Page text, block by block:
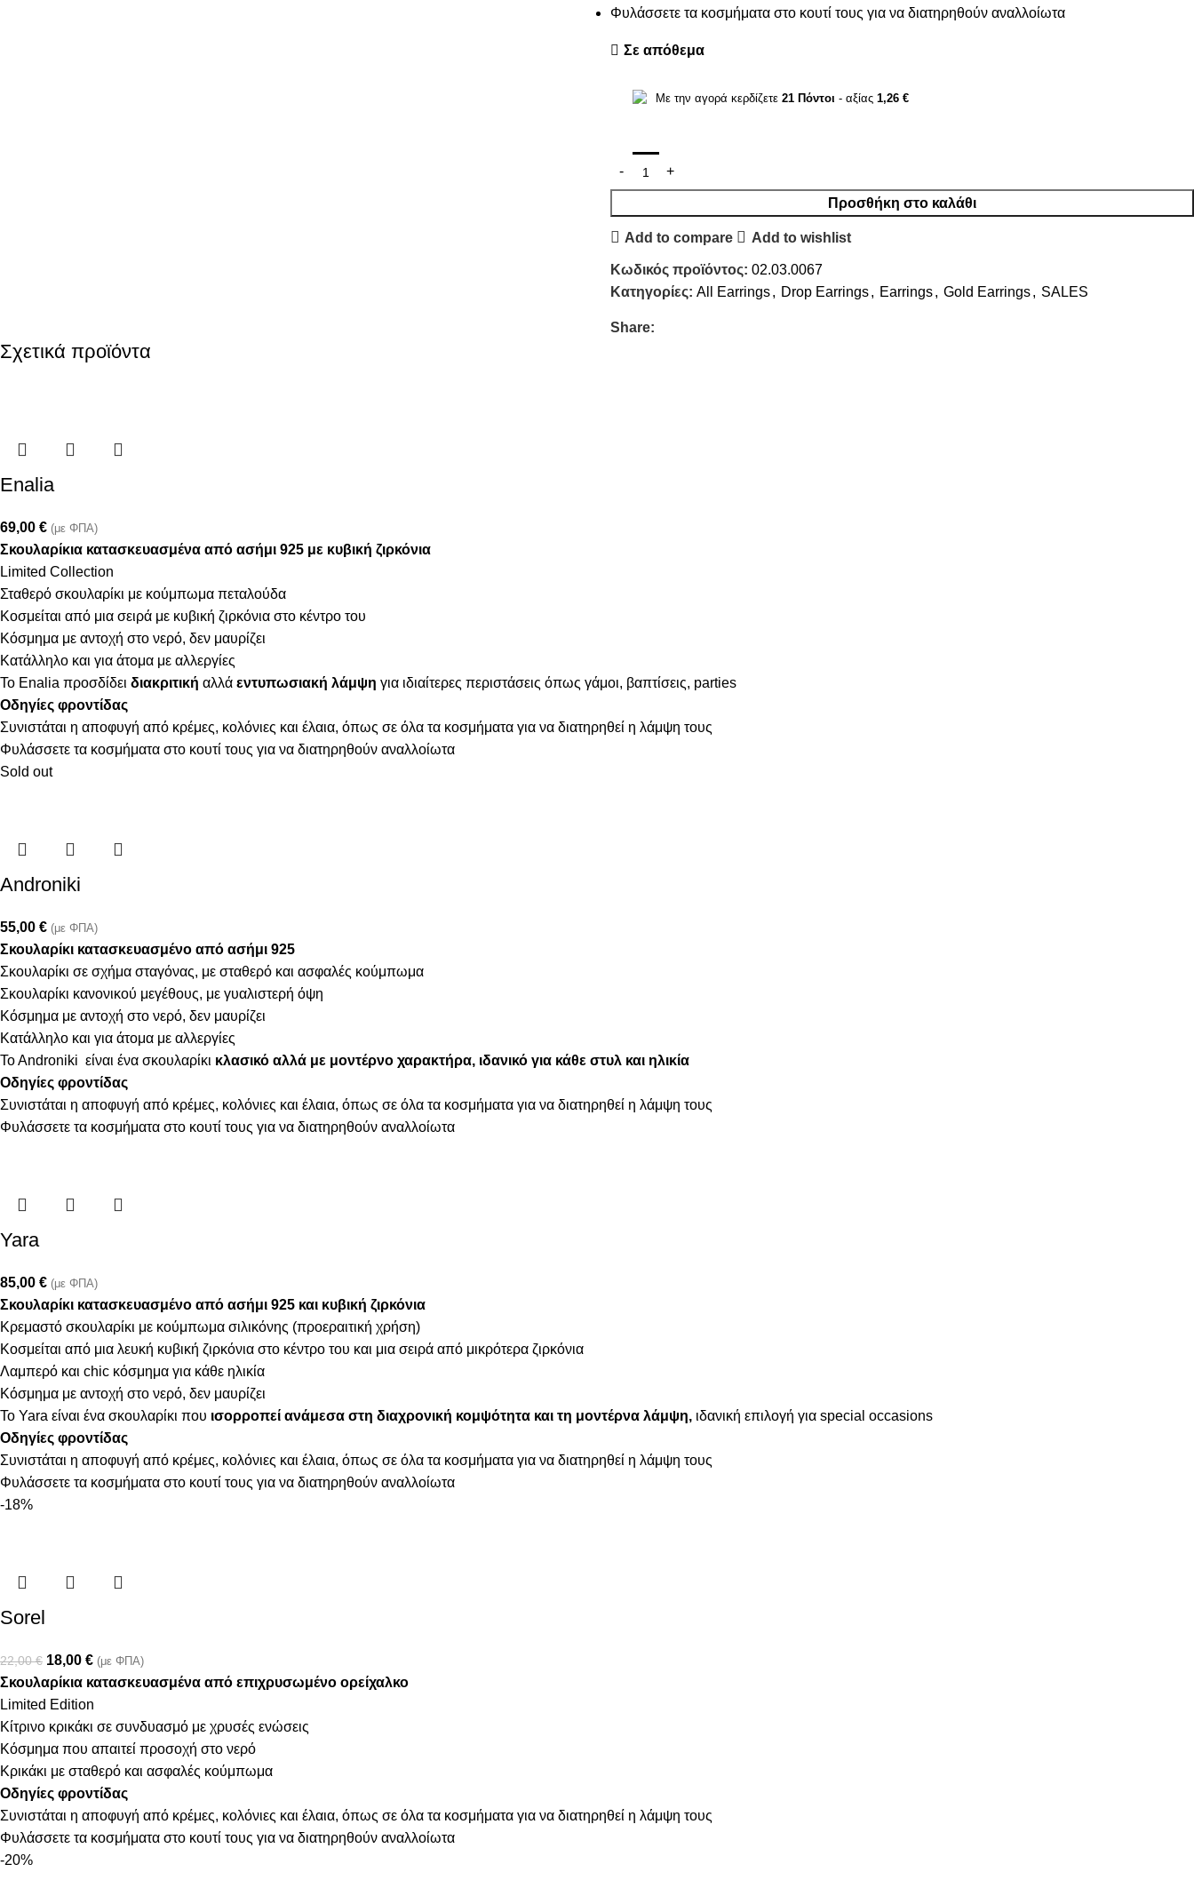
Φυλάσσετε τα κοσμήματα στο κουτί τους για να διατηρηθούν αναλλοίωτα
Σε απόθεμα
Με την αγορά κερδίζετε 21 Πόντοι - αξίας 1,26 €
Προσθήκη στο καλάθι
Add to compare Add to wishlist
Κωδικός προϊόντος: 02.03.0067
Κατηγορίες: All Earrings, Drop Earrings, Earrings, Gold Earrings, SALES
Share:
Σχετικά προϊόντα
Enalia
69,00 € (με ΦΠΑ)
Σκουλαρίκια κατασκευασμένα από ασήμι 925 με κυβική ζιρκόνια
Limited Collection
Σταθερό σκουλαρίκι με κούμπωμα πεταλούδα
Κοσμείται από μια σειρά με κυβική ζιρκόνια στο κέντρο του
Κόσμημα με αντοχή στο νερό, δεν μαυρίζει
Κατάλληλο και για άτομα με αλλεργίες
Το Enalia προσδίδει διακριτική αλλά εντυπωσιακή λάμψη για ιδιαίτερες περιστάσεις όπως γάμοι, βαπτίσεις, parties
Οδηγίες φροντίδας
Συνιστάται η αποφυγή από κρέμες, κολόνιες και έλαια, όπως σε όλα τα κοσμήματα για να διατηρηθεί η λάμψη τους
Φυλάσσετε τα κοσμήματα στο κουτί τους για να διατηρηθούν αναλλοίωτα
Sold out
Androniki
55,00 € (με ΦΠΑ)
Σκουλαρίκι κατασκευασμένο από ασήμι 925
Σκουλαρίκι σε σχήμα σταγόνας, με σταθερό και ασφαλές κούμπωμα
Σκουλαρίκι κανονικού μεγέθους, με γυαλιστερή όψη
Κόσμημα με αντοχή στο νερό, δεν μαυρίζει
Κατάλληλο και για άτομα με αλλεργίες
To Androniki είναι ένα σκουλαρίκι κλασικό αλλά με μοντέρνο χαρακτήρα, ιδανικό για κάθε στυλ και ηλικία
Οδηγίες φροντίδας
Συνιστάται η αποφυγή από κρέμες, κολόνιες και έλαια, όπως σε όλα τα κοσμήματα για να διατηρηθεί η λάμψη τους
Φυλάσσετε τα κοσμήματα στο κουτί τους για να διατηρηθούν αναλλοίωτα
Yara
85,00 € (με ΦΠΑ)
Σκουλαρίκι κατασκευασμένo από ασήμι 925 και κυβική ζιρκόνια
Κρεμαστό σκουλαρίκι με κούμπωμα σιλικόνης (προεραιτική χρήση)
Κοσμείται από μια λευκή κυβική ζιρκόνια στο κέντρο του και μια σειρά από μικρότερα ζιρκόνια
Λαμπερό και chic κόσμημα για κάθε ηλικία
Κόσμημα με αντοχή στο νερό, δεν μαυρίζει
Το Yara είναι ένα σκουλαρίκι που ισορροπεί ανάμεσα στη διαχρονική κομψότητα και τη μοντέρνα λάμψη, ιδανική επιλογή για special occasions
Οδηγίες φροντίδας
Συνιστάται η αποφυγή από κρέμες, κολόνιες και έλαια, όπως σε όλα τα κοσμήματα για να διατηρηθεί η λάμψη τους
Φυλάσσετε τα κοσμήματα στο κουτί τους για να διατηρηθούν αναλλοίωτα
-18%
Sorel
22,00€ 18,00 € (με ΦΠΑ)
Σκουλαρίκια κατασκευασμένα από επιχρυσωμένο ορείχαλκο
Limited Edition
Κίτρινο κρικάκι σε συνδυασμό με χρυσές ενώσεις
Κόσμημα που απαιτεί προσοχή στο νερό
Κρικάκι με σταθερό και ασφαλές κούμπωμα
Οδηγίες φροντίδας
Συνιστάται η αποφυγή από κρέμες, κολόνιες και έλαια, όπως σε όλα τα κοσμήματα για να διατηρηθεί η λάμψη τους
Φυλάσσετε τα κοσμήματα στο κουτί τους για να διατηρηθούν αναλλοίωτα
-20%